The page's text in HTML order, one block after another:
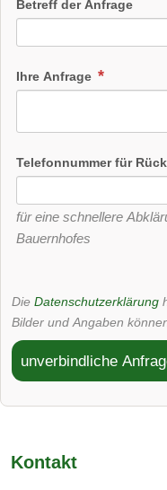
Betreff der Anfrage
Ihre Anfrage
Telefonnummer für
für eine schnellere
Bauernhofes
Die Datenschutzerklärung
Bilder und Angaben
unverbindliche
Kontakt